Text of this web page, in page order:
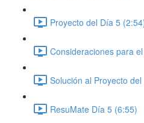
Proyecto del Día 5
Consideraciones para
Solución al Proyecto
ResuMate Día 5 (6:55)